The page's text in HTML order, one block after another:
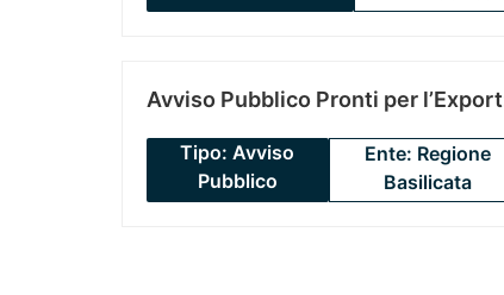
Avviso Pubblico Pronti per
Tipo: Avviso
Pubblico
Ente: Regione
Basilicata